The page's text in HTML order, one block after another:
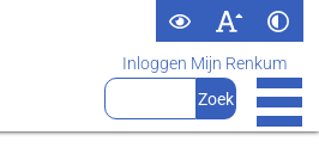
Inloggen Mijn Renkum